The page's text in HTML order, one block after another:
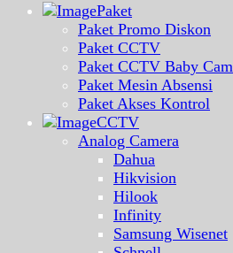
Paket
Paket Promo Diskon
Paket CCTV
Paket CCTV Baby Cam
Paket Mesin Absensi
Paket Akses Kontrol
CCTV
Analog Camera
Dahua
Hikvision
Hilook
Infinity
Samsung Wisenet